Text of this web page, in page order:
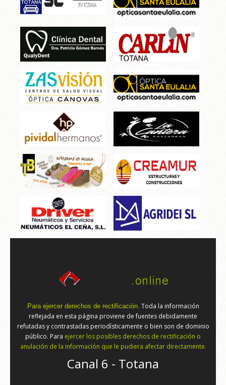
Para ejercer derechos de rectificación. Toda la información
reflejada en esta página proviene de fuentes debidamente
refutadas y contrastadas periodísticamente o bien son de dominio
público. Para ejercer los posibles derechos de rectificación o
anulación de la información que le pudiera afectar directamente.
Canal 6 - Totana